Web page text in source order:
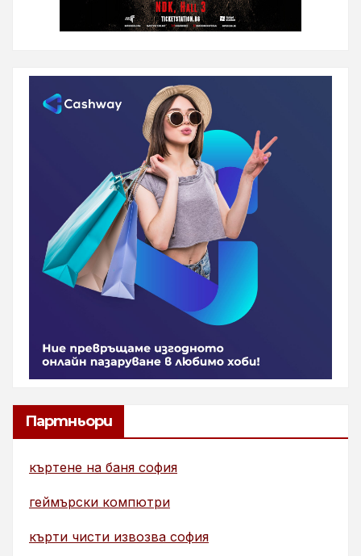
Партньори
къртене на баня софия
геймърски компютри
кърти чисти извозва софия